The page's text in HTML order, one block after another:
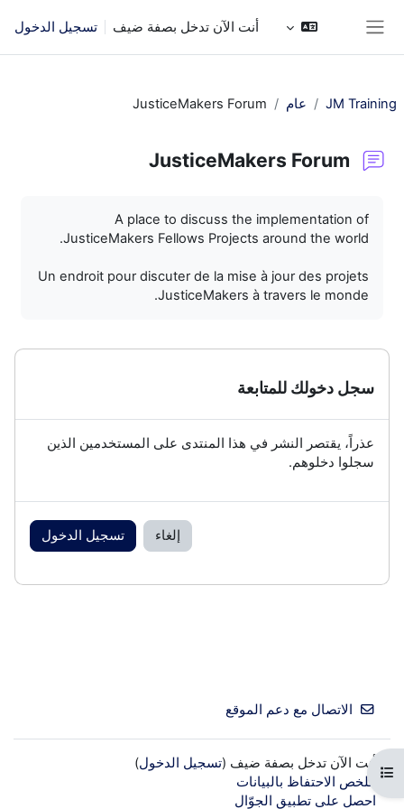
أنت الآن تدخل بصفة ضيف تسجيل الدخول
فتح فهرس المقرر
JM Training عام JusticeMakers Forum
JusticeMakers Forum
A place to discuss the implementation of
JusticeMakers Fellows Projects around the world.
Un endroit pour discuter de la mise à jour des projets
JusticeMakers à travers le monde.
سجل دخولك للمتابعة
عذراً، يقتصر النشر في هذا المنتدى على المستخدمين الذين
سجلوا دخلوهم.
إلغاء تسجيل الدخول
الاتصال مع دعم الموقع
أنت الآن تدخل بصفة ضيف (تسجيل الدخول)
ملخص الاحتفاظ بالبيانات
احصل على تطبيق الجوّال